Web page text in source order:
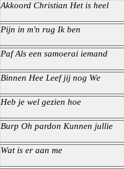
Akkoord Christian Het is heel
Pijn in m'n rug Ik ben
Paf Als een samoerai iemand
Binnen Hee Leef jij nog We
Heb je wel gezien hoe
Burp Oh pardon Kunnen jullie
Wat is er aan me